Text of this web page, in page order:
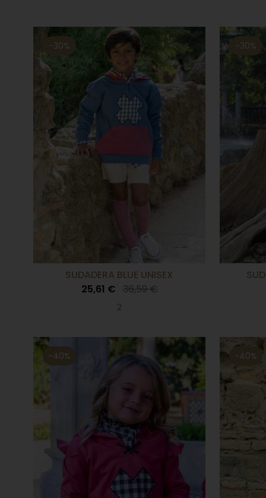
-30%
SUDADERA BLUE UNISEX
25,61 € 36,59 €
2
-30%
-40% -40%